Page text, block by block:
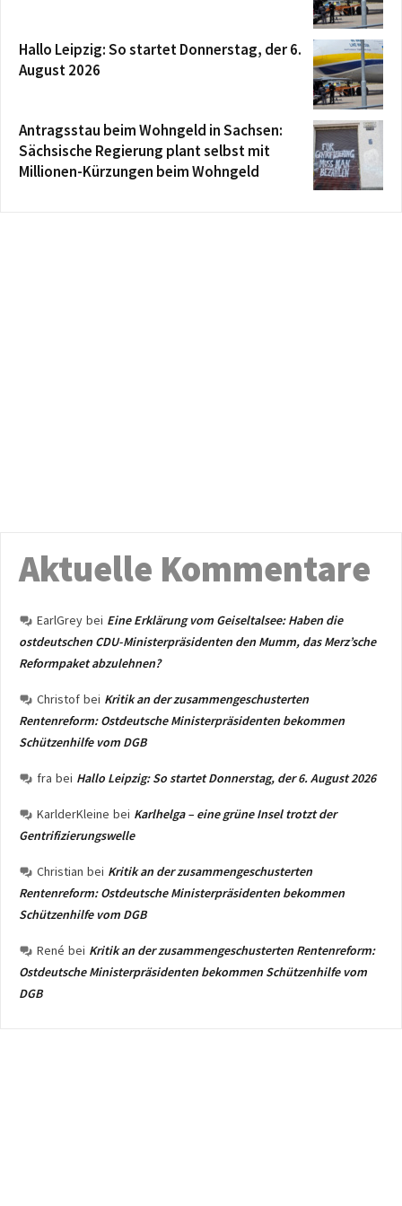
Hallo Leipzig: So startet Donnerstag, der 6.
August 2026
Antragsstau beim Wohngeld in Sachsen:
Sächsische Regierung plant selbst mit
Millionen-Kürzungen beim Wohngeld
Aktuelle Kommentare
EarlGrey bei Eine Erklärung vom Geiseltalsee: Haben die
ostdeutschen CDU-Ministerpräsidenten den Mumm, das Merz’sche
Reformpaket abzulehnen?
Christof bei Kritik an der zusammengeschusterten
Rentenreform: Ostdeutsche Ministerpräsidenten bekommen
Schützenhilfe vom DGB
fra bei Hallo Leipzig: So startet Donnerstag, der 6. August 2026
KarlderKleine bei Karlhelga – eine grüne Insel trotzt der
Gentrifizierungswelle
Christian bei Kritik an der zusammengeschusterten
Rentenreform: Ostdeutsche Ministerpräsidenten bekommen
Schützenhilfe vom DGB
René bei Kritik an der zusammengeschusterten Rentenreform:
Ostdeutsche Ministerpräsidenten bekommen Schützenhilfe vom
DGB